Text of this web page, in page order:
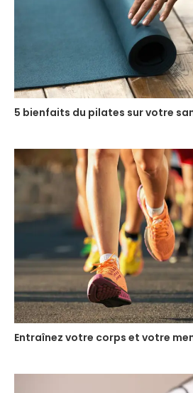
5 bienfaits du pilates sur votre
Entraînez votre corps et votre